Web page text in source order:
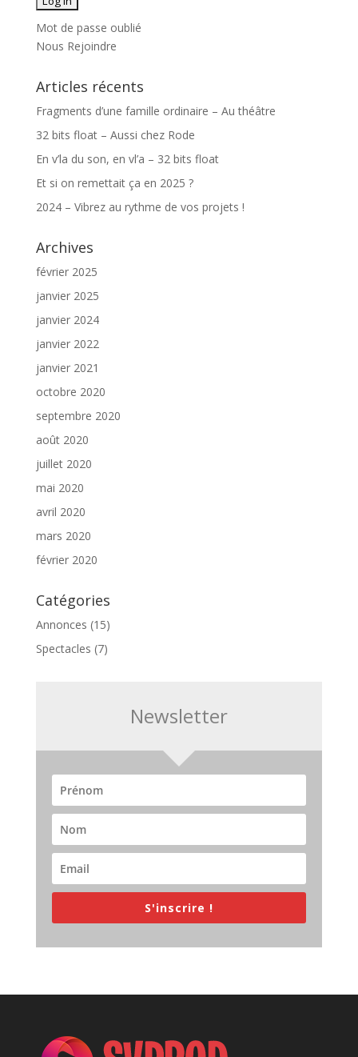
Mot de passe oublié
Nous Rejoindre
Articles récents
Fragments d’une famille ordinaire – Au théâtre
32 bits float – Aussi chez Rode
En v’la du son, en vl’a – 32 bits float
Et si on remettait ça en 2025 ?
2024 – Vibrez au rythme de vos projets !
Archives
février 2025
janvier 2025
janvier 2024
janvier 2022
janvier 2021
octobre 2020
septembre 2020
août 2020
juillet 2020
mai 2020
avril 2020
mars 2020
février 2020
Catégories
Annonces (15)
Spectacles (7)
Newsletter
S'inscrire !